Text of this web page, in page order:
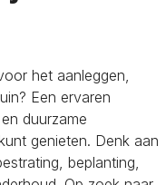
het aanleggen,
Een ervaren
duurzame
genieten. Denk aan
beplanting,